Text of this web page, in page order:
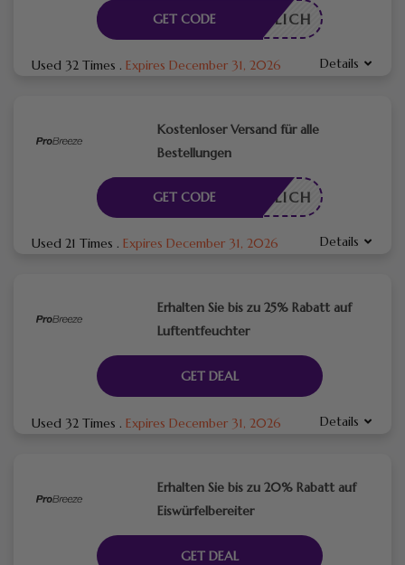
RDERLICH
GET CODE
Used 32 Times . Expires December 31, 2026 Details
Kostenloser Versand für alle
Bestellungen
RDERLICH
GET CODE
Used 21 Times . Expires December 31, 2026 Details
Erhalten Sie bis zu 25% Rabatt auf
Luftentfeuchter
GET DEAL
Used 32 Times . Expires December 31, 2026 Details
Erhalten Sie bis zu 20% Rabatt auf
Eiswürfelbereiter
GET DEAL